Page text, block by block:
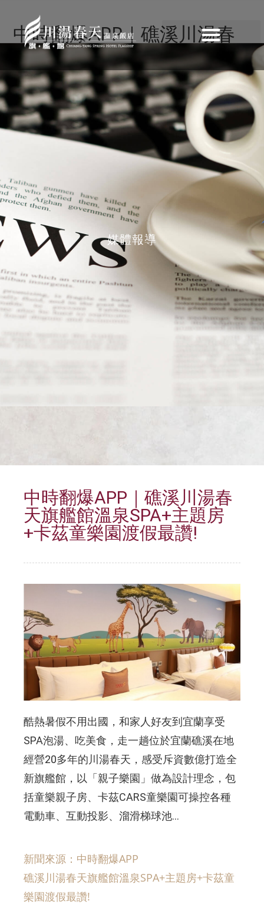
中時翻爆APP｜礁溪川湯春
天旗艦館溫泉SPA+主題房
+卡茲童樂園渡假最讚!
> 最新消息 > 中時翻爆APP｜礁溪川湯春天旗艦館溫泉SPA+主題房+
媒體報導
中時翻爆APP｜礁溪川湯春
天旗艦館溫泉SPA+主題房
+卡茲童樂園渡假最讚!
酷熱暑假不用出國，和家人好友到宜蘭享受
SPA泡湯、吃美食，走一趟位於宜蘭礁溪在地
經營20多年的川湯春天，感受斥資數億打造全
新旗艦館，以「親子樂園」做為設計理念，包
括童樂親子房、卡茲CARS童樂園可操控各種
電動車、互動投影、溜滑梯球池…
新聞來源：中時翻爆APP
礁溪川湯春天旗艦館溫泉SPA+主題房+卡茲童
樂園渡假最讚!